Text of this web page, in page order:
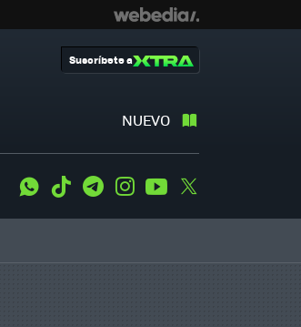
NUEVO
Suscríbete a
WhatsApp
Tiktok TelegramInstagramYoutube